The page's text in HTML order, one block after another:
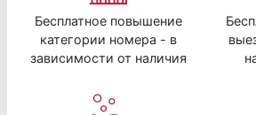
Бесплатное повышение
категории номера - в
зависимости от наличия